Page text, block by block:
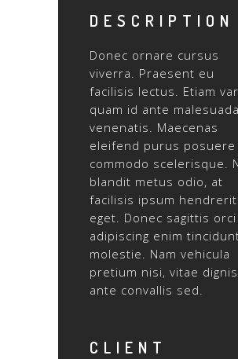
DESCRIPTION
Donec ornare cursus
viverra. Praesent eu
facilisis lectus. Etiam
quam id ante malesuada
venenatis. Maecenas
eleifend purus posuere
commodo scelerisque.
blandit metus odio, at
facilisis ipsum hendrerit
eget. Donec sagittis orci
adipiscing enim
molestie. Nam vehicula
pretium nisi, vitae
ante convallis sed.
CLIENT